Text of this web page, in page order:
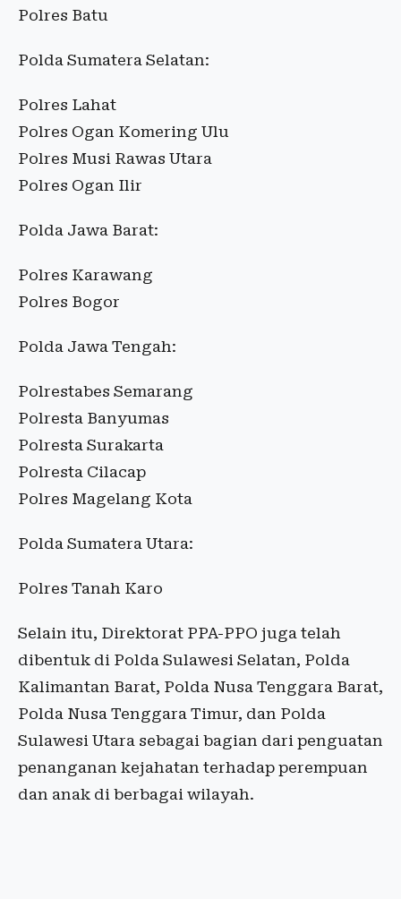
Polres Batu
Polda Sumatera Selatan:
Polres Lahat
Polres Ogan Komering Ulu
Polres Musi Rawas Utara
Polres Ogan Ilir
Polda Jawa Barat:
Polres Karawang
Polres Bogor
Polda Jawa Tengah:
Polrestabes Semarang
Polresta Banyumas
Polresta Surakarta
Polresta Cilacap
Polres Magelang Kota
Polda Sumatera Utara:
Polres Tanah Karo
Selain itu, Direktorat PPA-PPO juga telah
dibentuk di Polda Sulawesi Selatan, Polda
Kalimantan Barat, Polda Nusa Tenggara Barat,
Polda Nusa Tenggara Timur, dan Polda
Sulawesi Utara sebagai bagian dari penguatan
penanganan kejahatan terhadap perempuan
dan anak di berbagai wilayah.